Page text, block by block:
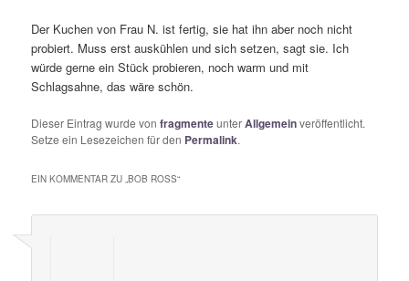
Der Kuchen von Frau N. ist fertig, sie hat ihn aber noch nicht
probiert. Muss erst auskühlen und sich setzen, sagt sie. Ich
würde gerne ein Stück probieren, noch warm und mit
Schlagsahne, das wäre schön.
Dieser Eintrag wurde vonfragmenteunterAllgemeinveröffentlicht.
Setze ein Lesezeichen für den Permalink.
EIN KOMMENTAR ZU „BOB ROSS“